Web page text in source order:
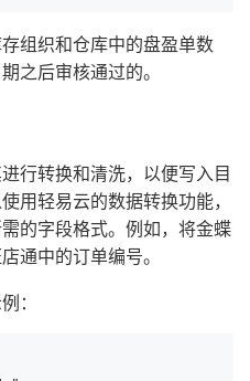
组织和仓库中的盘盈单数
之后审核通过的。
行转换和清洗，以便写入目
用轻易云的数据转换功能，
的字段格式。例如，将金蝶
通中的订单编号。
：